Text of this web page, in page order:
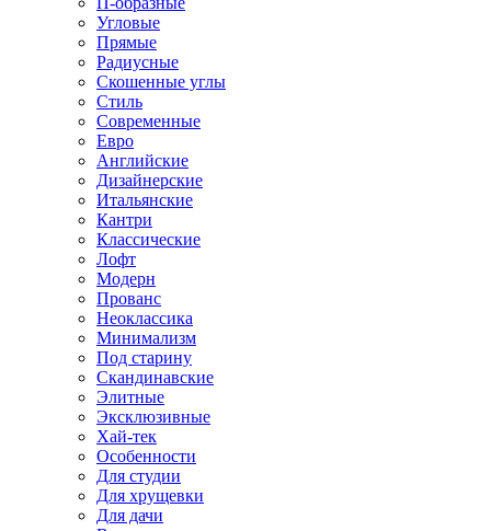
Угловые
Прямые
Радиусные
Скошенные углы
Стиль
Современные
Евро
Английские
Дизайнерские
Итальянские
Кантри
Классические
Лофт
Модерн
Прованс
Неоклассика
Минимализм
Под старину
Скандинавские
Элитные
Эксклюзивные
Хай-тек
Особенности
Для студии
Для хрущевки
Для дачи